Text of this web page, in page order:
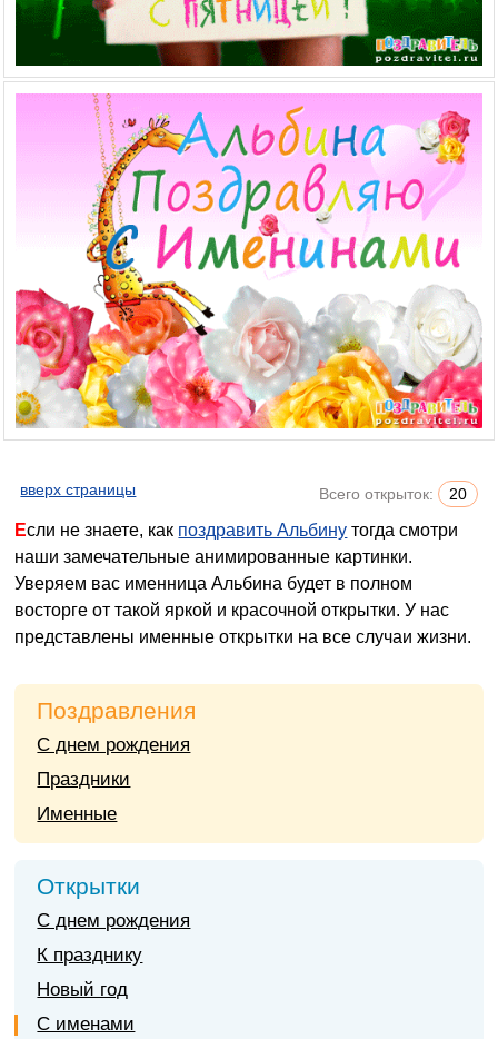
вверх страницы Всего открыток: 20
Если не знаете, как поздравить Альбину тогда смотри
наши замечательные анимированные картинки.
Уверяем вас именница Альбина будет в полном
восторге от такой яркой и красочной открытки. У нас
представлены именные открытки на все случаи жизни.
Поздравления
С днем рождения
Праздники
Именные
Открытки
С днем рождения
К празднику
Новый год
С именами